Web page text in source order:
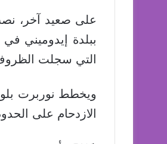
على صعيد آخر،
ببلدة إيدوميني
التي سجلت
الازدحام على